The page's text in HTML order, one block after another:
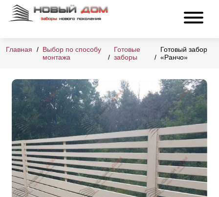
Главная
Выбор по способу
монтажа
Готовые
заборы
Готовый забор
«Ранчо»